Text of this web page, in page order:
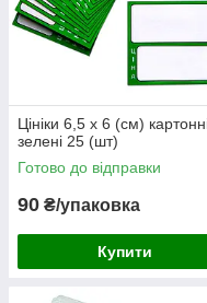
Цініки 6,5 х 6 (см)
зелені 25 (шт)
Готово до відправки
90 ₴/упаковка
Купити